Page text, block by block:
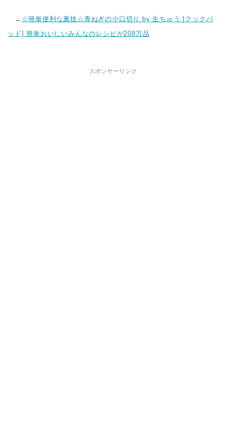
→ ☆簡単便利な裏技☆青ねぎの小口切り by 生ちゅう [クックパ
ッド] 簡単おいしいみんなのレシピが208万品
スポンサーリンク